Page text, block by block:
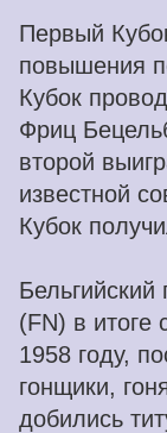
Первый
повышения
Кубок
Фриц
второй
известной
Кубок
(FN) в
1958 году,
гонщики,
добились